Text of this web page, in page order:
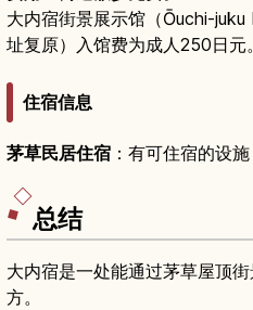
大内宿街景展示馆（Ōuchi-
址复原）入馆费为成人250日元。
住宿信息
茅草民居住宿 ：有可住宿的设
总结
大内宿是一处能通过茅草屋顶
方。